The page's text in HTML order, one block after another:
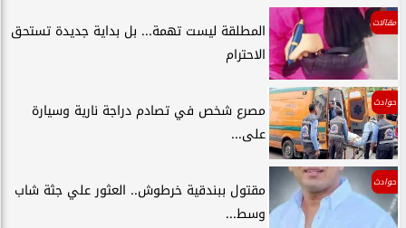
مقالات
المطلقة ليست تهمة... بل بداية جديدة تستحق
الاحترام
حوادث
مصرع شخص في تصادم دراجة نارية وسيارة
على...
حوادث
مقتول ببندقية خرطوش.. العثور علي جثة شاب
وسط...